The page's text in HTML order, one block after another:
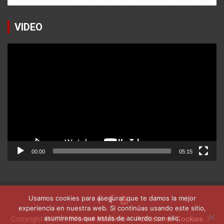
VIDEO
00:00 05:15
Copyright ©2026Informe Marítimo Politicas de Cookies
Usamos cookies para asegurar que te damos la mejor
experiencia en nuestra web. Si continúas usando este sitio,
asumiremos que estás de acuerdo con ello.